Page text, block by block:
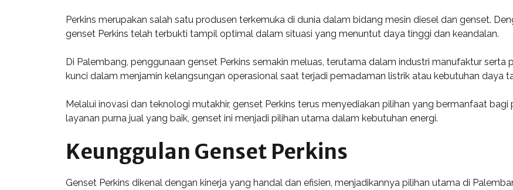
Perkins merupakan salah satu produsen terkemuka di dunia dalam bidang mesin diesel dan genset.
genset Perkins telah terbukti tampil optimal dalam situasi yang menuntut daya tinggi dan keandalan.
Di Palembang, penggunaan genset Perkins semakin meluas, terutama dalam industri manufaktur serta
kunci dalam menjamin kelangsungan operasional saat terjadi pemadaman listrik atau kebutuhan daya
Melalui inovasi dan teknologi mutakhir, genset Perkins terus menyediakan pilihan yang bermanfaat
layanan purna jual yang baik, genset ini menjadi pilihan utama dalam kebutuhan energi.
Keunggulan Genset Perkins
Genset Perkins dikenal dengan kinerja yang handal dan efisien, menjadikannya pilihan utama di